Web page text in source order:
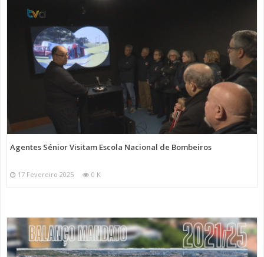
Agentes Sénior Visitam Escola Nacional de Bombeiros
17 Fevereiro 2025 0 K